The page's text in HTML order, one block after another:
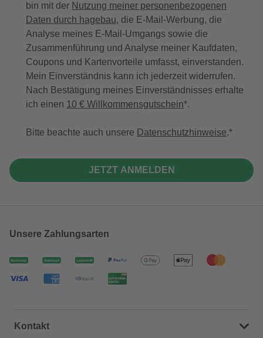
bin mit der Nutzung meiner personenbezogenen
Daten durch hagebau, die E-Mail-Werbung, die
Analyse meines E-Mail-Umgangs sowie die
Zusammenführung und Analyse meiner Kaufdaten,
Coupons und Kartenvorteile umfasst, einverstanden.
Mein Einverständnis kann ich jederzeit widerrufen.
Nach Bestätigung meines Einverständnisses erhalte
ich einen 10 € Willkommensgutschein*.
Bitte beachte auch unsere Datenschutzhinweise.
JETZT ANMELDEN
Unsere Zahlungsarten
Kontakt